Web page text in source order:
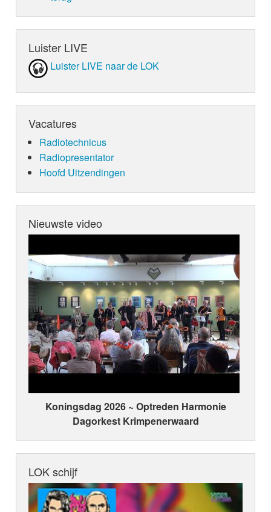
Luister LIVE
Luister LIVE naar de LOK
Vacatures
Radiotechnicus
Radiopresentator
Hoofd Uitzendingen
Nieuwste video
Koningsdag 2026 ~ Optreden Harmonie
Dagorkest Krimpenerwaard
LOK schijf